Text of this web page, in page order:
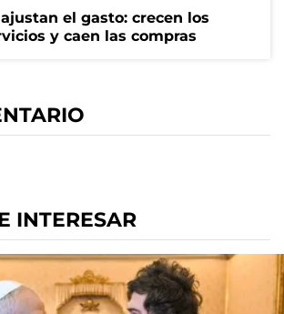
el gasto: crecen los
y caen las compras
INTERESAR